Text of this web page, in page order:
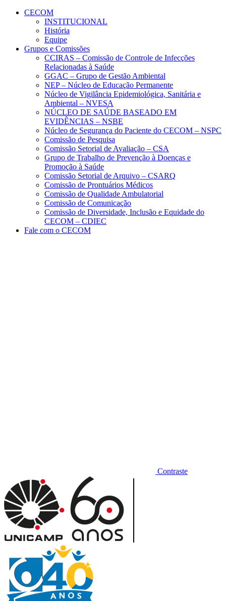
Conteúdo principal
CECOM
INSTITUCIONAL
História
Equipe
Grupos e Comissões
CCIRAS – Comissão de Controle de Infecções
Relacionadas à Saúde
GGAC – Grupo de Gestão Ambiental
NEP – Núcleo de Educação Permanente
Núcleo de Vigilância Epidemiológica, Sanitária e
Ambiental – NVESA
NÚCLEO DE SAÚDE BASEADO EM
EVIDÊNCIAS – NSBE
Núcleo de Segurança do Paciente do CECOM – NSPC
Comissão de Pesquisa
Comissão Setorial de Avaliação – CSA
Grupo de Trabalho de Prevenção à Doenças e
Promoção à Saúde
Comissão Setorial de Arquivo – CSARQ
Comissão de Prontuários Médicos
Comissão de Qualidade Ambulatorial
Comissão de Comunicação
Comissão de Diversidade, Inclusão e Equidade do
CECOM – CDIEC
Fale com o CECOM
Contraste